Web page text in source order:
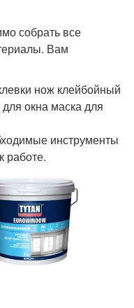
собрать все
Вам
нож клейбойный
окна маска для
инструменты
работе.